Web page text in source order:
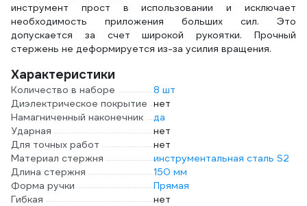
инструмент прост в использовании и исключает
необходимость приложения больших сил. Это
допускается за счет широкой рукоятки. Прочный
стержень не деформируется из-за усилия вращения.
Характеристики
Количество в наборе
8 шт
Диэлектрическое покрытие нет
Намагниченный наконечник
да
Ударная
нет
Для точных работ
нет
Материал стержня
инструментальная сталь S2
Длина стержня
150 мм
Форма ручки
Прямая
Гибкая
нет